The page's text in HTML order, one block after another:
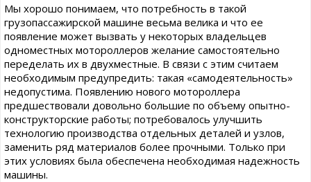
Мы хорошо понимаем, что потребность в такой
грузопассажирской машине весьма велика и что ее
появление может вызвать у некоторых владельцев
одноместных мотороллеров желание самостоятельно
переделать их в двухместные. В связи с этим считаем
необходимым предупредить: такая «самодеятельность»
недопустима. Появлению нового мотороллера
предшествовали довольно большие по объему опытно-
конструкторские работы; потребовалось улучшить
технологию производства отдельных деталей и узлов,
заменить ряд материалов более прочными. Только при
этих условиях была обеспечена необходимая надежность
машины.